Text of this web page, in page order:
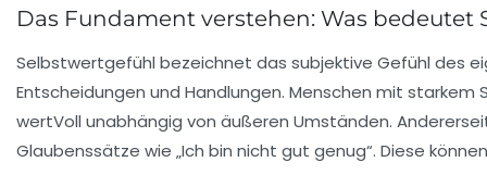
Das Fundament verstehen: Was
Selbstwertgefühl bezeichnet das subjektive Gefühl des
Entscheidungen und Handlungen. Menschen mit
wertVoll unabhängig von äußeren Umständen.
Glaubenssätze wie „Ich bin nicht gut genug“. Diese